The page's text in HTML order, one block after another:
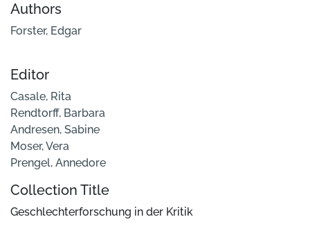
Authors
Forster, Edgar
Editor
Casale, Rita
Rendtorff, Barbara
Andresen, Sabine
Moser, Vera
Prengel, Annedore
Collection Title
Geschlechterforschung in der Kritik